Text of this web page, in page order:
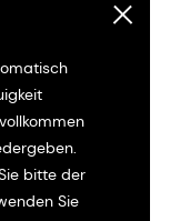
bitte der
Sie